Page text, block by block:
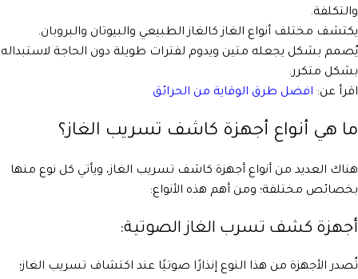
والتكلفة.
يكتشف مختلف أنواع الغاز كالغاز الطبيعي والبيوتان والبروبان.
يُصمم بشكل يجعله متين ويدوم لفترات طويلة دون الحاجة لاستبداله
بشكل متكرر.
اقرأ عن: افضل طرق الوقاية من الحرائق
ما هي أنواع أجهزة كاشف تسريب الغاز؟
هناك العديد من أنواع أجهزة كاشف تسريب الغاز، ويأتي كل نوع منها
بخصائص مختلفة؛ ومن أهم هذه الأنواع:
أجهزة كشف تسرب الغاز الصوتية:
تُصدر الأجهزة من هذا النوع إنذارًا صوتيًا عند اكتشاف تسريب الغاز؛